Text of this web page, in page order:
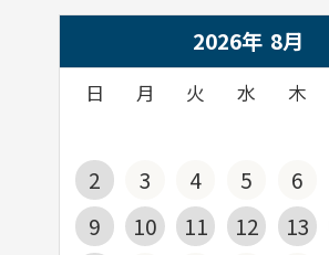
2026年 8月
日 月 火 水 木
2
3 4 5 6
9
10 11 12 13